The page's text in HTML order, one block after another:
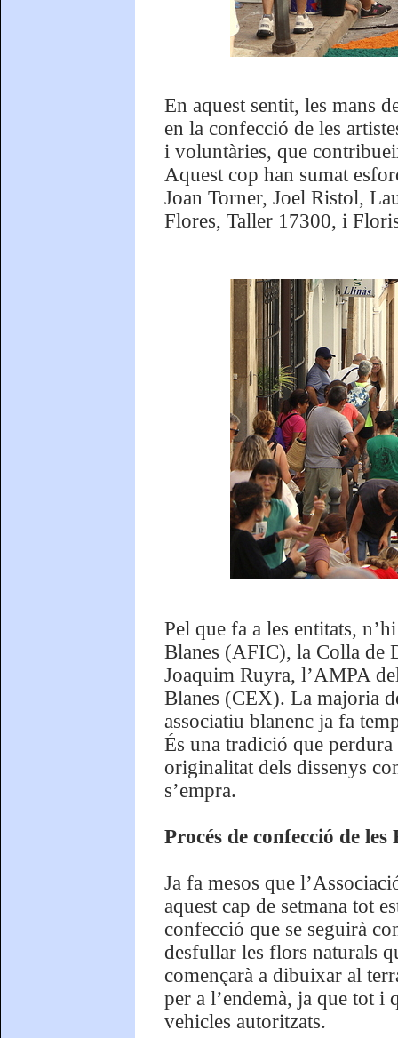
En aquest sentit, les mans
en la confecció de les
i voluntàries, que
Aquest cop han sumat
Joan Torner, Joel Ristol,
Flores, Taller 17300, i
Pel que fa a les entitats,
Blanes (AFIC), la Colla de
Joaquim Ruyra, l’AMPA
Blanes (CEX). La majoria
associatiu blanenc ja fa
És una tradició que
originalitat dels dissenys
s’empra.
Procés de confecció de
Ja fa mesos que
aquest cap de setmana tot
confecció que se seguirà
desfullar les flors naturals
començarà a dibuixar al
per a l’endemà, ja que tot
vehicles autoritzats.